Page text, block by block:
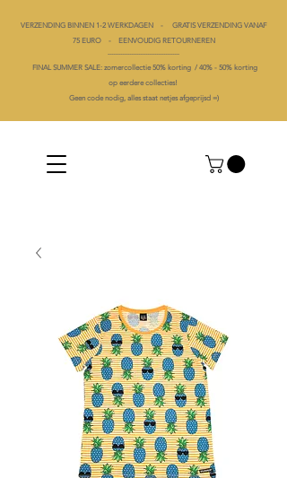
VERZENDING BINNEN 1-2 WERKDAGEN - GRATIS VERZENDING VANAF
75 EURO - EENVOUDIG RETOURNEREN
----------------------------------------
FINAL SUMMER SALE: zomercollectie 50% korting / 40% - 50% korting
op eerdere collecties!
Geen code nodig, alles staat netjes afgeprijsd =)